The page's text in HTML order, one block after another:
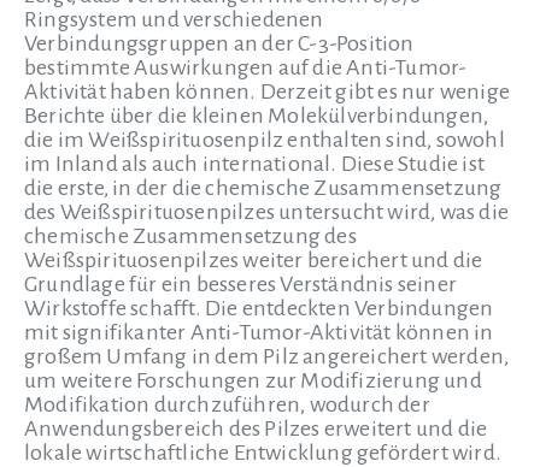
Ringsystem und verschiedenen
Verbindungsgruppen an der C-3-Position
bestimmte Auswirkungen auf die Anti-Tumor-
Aktivität haben können. Derzeit gibt es nur wenige
Berichte über die kleinen Molekülverbindungen,
die im Weißspirituosenpilz enthalten sind, sowohl
im Inland als auch international. Diese Studie ist
die erste, in der die chemische Zusammensetzung
des Weißspirituosenpilzes untersucht wird, was die
chemische Zusammensetzung des
Weißspirituosenpilzes weiter bereichert und die
Grundlage für ein besseres Verständnis seiner
Wirkstoffe schafft. Die entdeckten Verbindungen
mit signifikanter Anti-Tumor-Aktivität können in
großem Umfang in dem Pilz angereichert werden,
um weitere Forschungen zur Modifizierung und
Modifikation durchzuführen, wodurch der
Anwendungsbereich des Pilzes erweitert und die
lokale wirtschaftliche Entwicklung gefördert wird.